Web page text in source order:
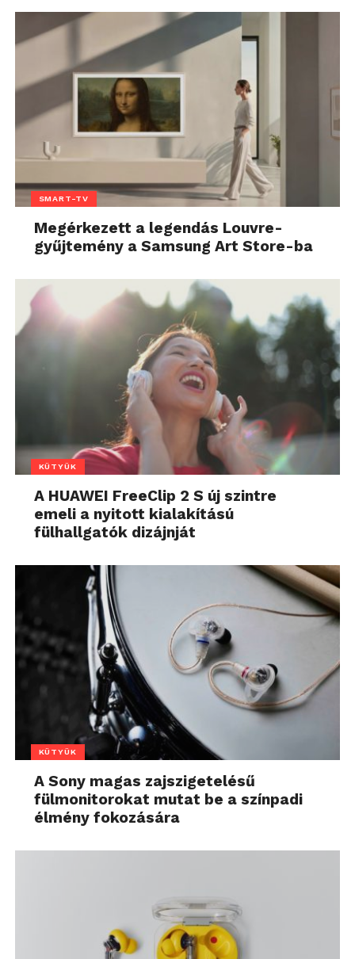
SMART-TV
Megérkezett a legendás Louvre-
gyűjtemény a Samsung Art Store-ba
KÜTYÜK
A HUAWEI FreeClip 2 S új szintre
emeli a nyitott kialakítású
fülhallgatók dizájnját
KÜTYÜK
A Sony magas zajszigetelésű
fülmonitorokat mutat be a színpadi
élmény fokozására